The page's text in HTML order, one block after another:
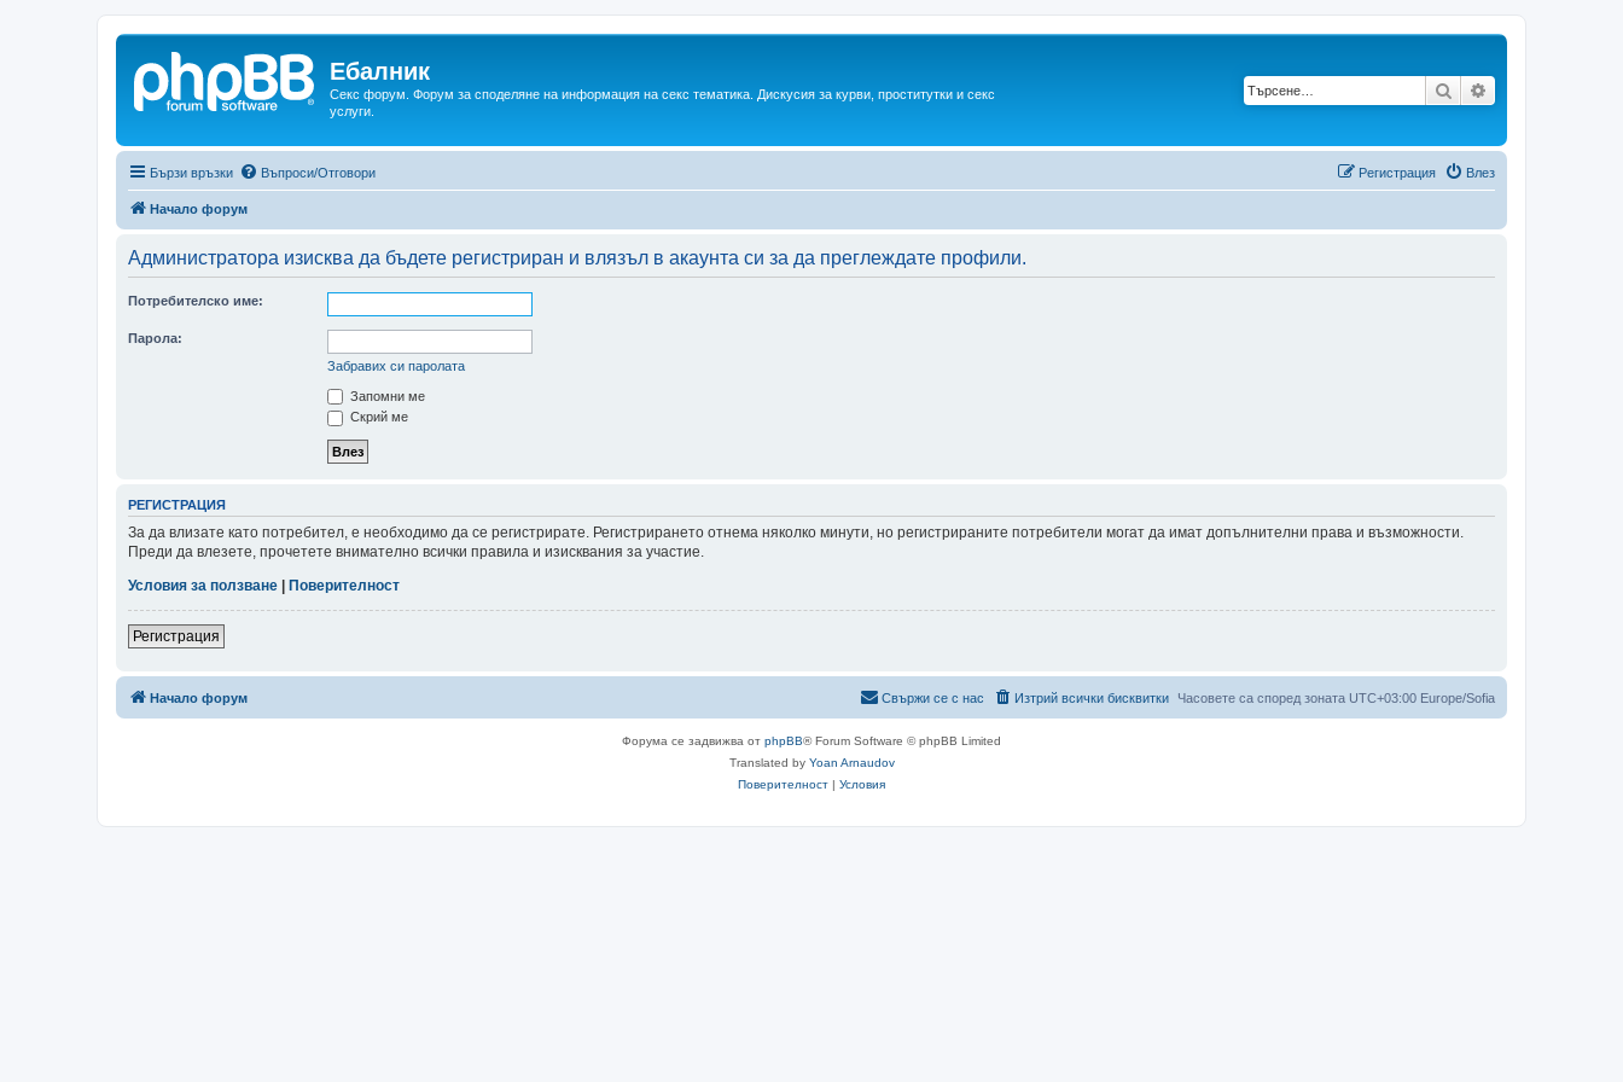
Ебалник
Секс форум. Форум за споделяне на информация на секс тематика. Дискусия за курви, проститутки и секс
услуги.
Търсене
Бързи връзки Въпроси/Отговори Влез
Регистрация
Начало форум
Администратора изисква да бъдете регистриран и влязъл в акаунта си за да преглеждате профили.
Потребителско име:
Парола:
Забравих си паролата
Запомни ме
Скрий ме
РЕГИСТРАЦИЯ
За да влизате като потребител, е необходимо да се регистрирате. Регистрирането отнема няколко минути, но регистрираните потребители могат да имат допълнителни права и възможности.
Преди да влезете, прочетете внимателно всички правила и изисквания за участие.
Условия за ползване
Поверителност
Регистрация
Начало форум Часовете са според зоната UTC+03:00 Europe/Sofia
Изтрий всички бисквитки
Свържи се с нас
Форума се задвижва от phpBB® Forum Software © phpBB Limited
Translated by Yoan Arnaudov
Поверителност | Условия